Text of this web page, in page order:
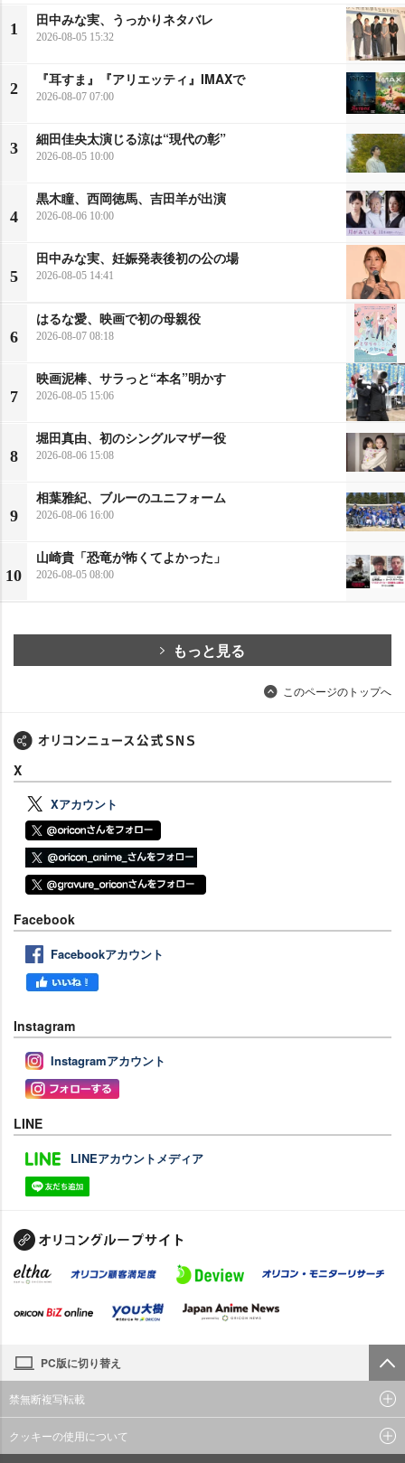
1
田中みな実、うっかりネタバレ
2026-08-05 15:32
2
『耳すま』『アリエッティ』IMAXで
2026-08-07 07:00
3
細田佳央太演じる涼は“現代の彰”
2026-08-05 10:00
4
黒木瞳、西岡徳馬、吉田羊が出演
2026-08-06 10:00
5
田中みな実、妊娠発表後初の公の場
2026-08-05 14:41
6
はるな愛、映画で初の母親役
2026-08-07 08:18
7
映画泥棒、サラっと“本名”明かす
2026-08-05 15:06
8
堀田真由、初のシングルマザー役
2026-08-06 15:08
9
相葉雅紀、ブルーのユニフォーム
2026-08-06 16:00
10
山崎貴「恐竜が怖くてよかった」
2026-08-05 08:00
もっと見る
このページのトップへ
X
Xアカウント
Facebook
Facebookアカウント
Instagram
Instagramアカウント
LINE
LINEアカウントメディア
PC版に切り替え
禁無断複写転載
クッキーの使用について